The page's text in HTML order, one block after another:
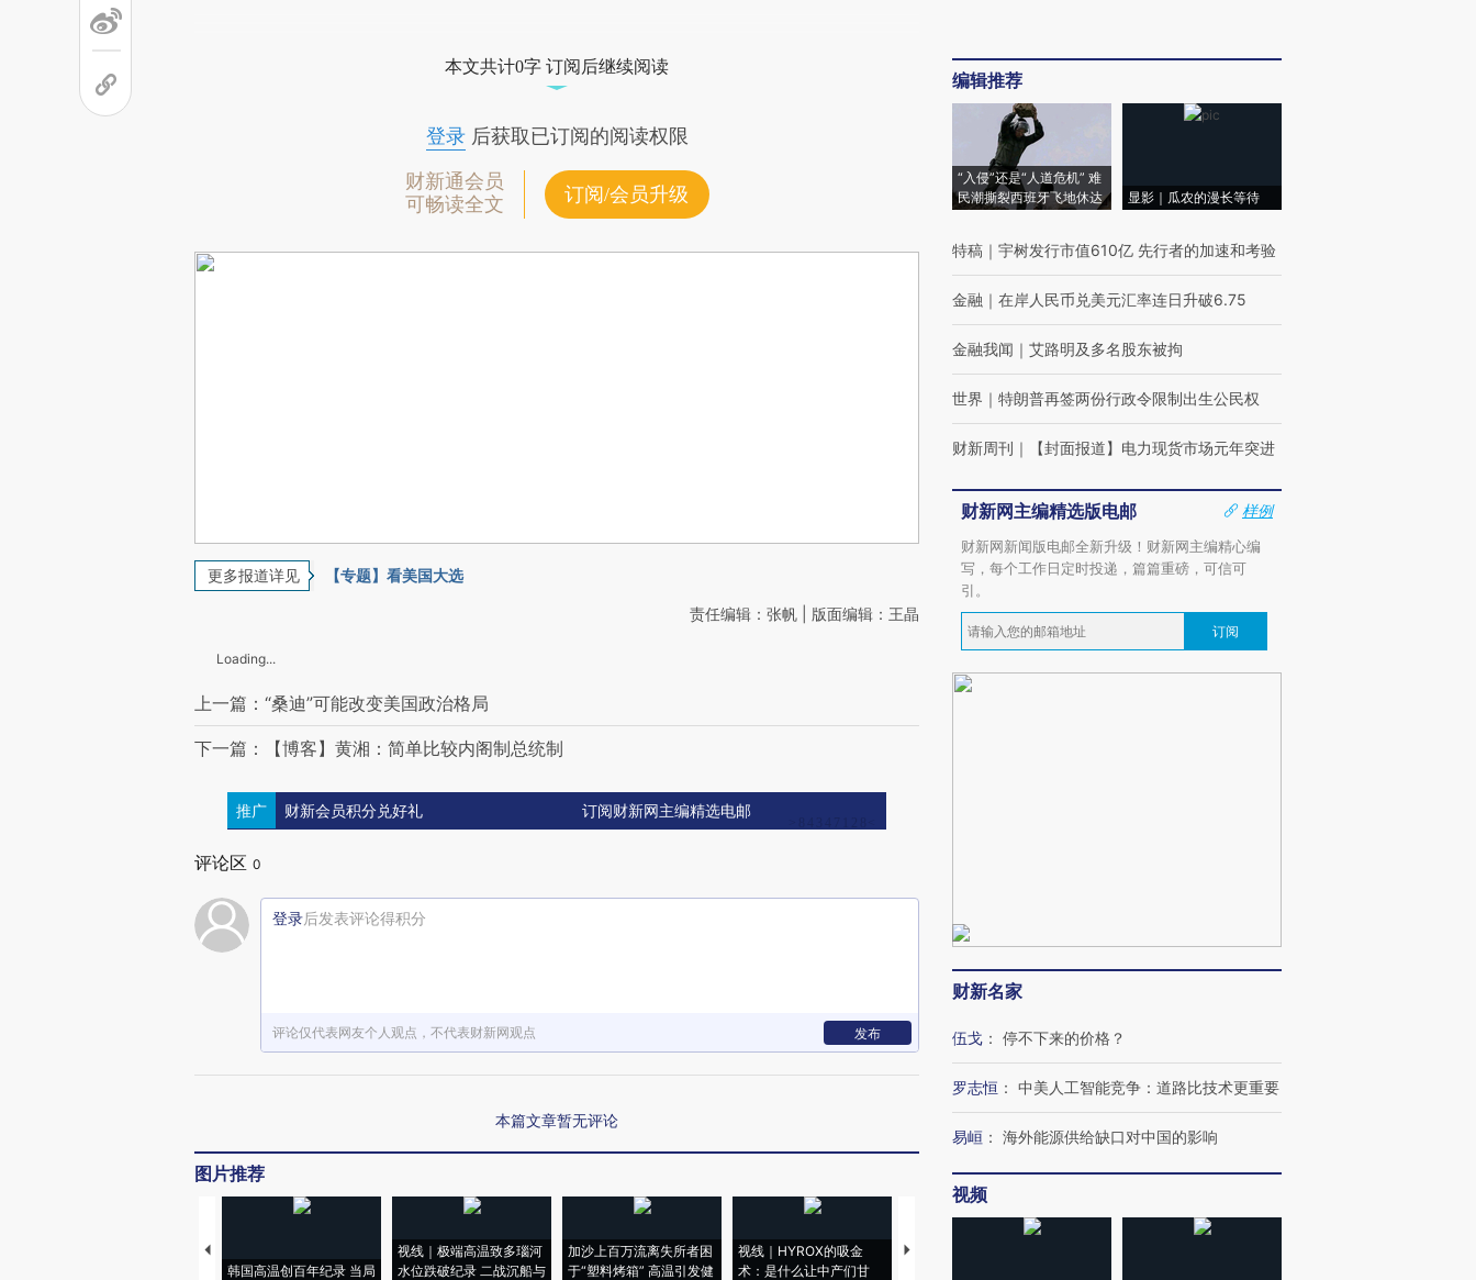
本文共计0字 订阅后继续阅读
登录后获取已订阅的阅读权限
财新通会员
可畅读全文
订阅/会员升级
更多报道详见 【专题】看美国大选
责任编辑：张帆 | 版面编辑：王晶
Loading...
上一篇：“桑迪”可能改变美国政治格局
下一篇：【博客】黄湘：简单比较内阁制总统制
推广 财新会员积分兑好礼 订阅财新网主编精选电邮
评论区 0
登录后发表评论得积分
评论仅代表网友个人观点，不代表财新网观点 发布
本篇文章暂无评论
图片推荐
韩国高温创百年纪录 当局
视线｜极端高温致多瑙河
水位跌破纪录 二战沉船与
加沙上百万流离失所者困
于“塑料烤箱” 高温引发健
视线｜HYROX的吸金
术：是什么让中产们甘
马航飞行员跨国走私7万
编辑推荐
“入侵”还是“人道危机” 难
民潮撕裂西班牙飞地休达
显影｜瓜农的漫长等待
特稿 ｜ 宇树发行市值610亿 先行者的加速和考验
金融 ｜ 在岸人民币兑美元汇率连日升破6.75
金融我闻 ｜ 艾路明及多名股东被拘
世界 ｜ 特朗普再签两份行政令限制出生公民权
财新周刊 ｜ 【封面报道】电力现货市场元年突进
财新网主编精选版电邮
样例
财新网新闻版电邮全新升级！财新网主编精心编
写，每个工作日定时投递，篇篇重磅，可信可
引。
订阅
财新名家
伍戈 ： 停不下来的价格？
罗志恒 ： 中美人工智能竞争：道路比技术更重要
易峘 ： 海外能源供给缺口对中国的影响
视频